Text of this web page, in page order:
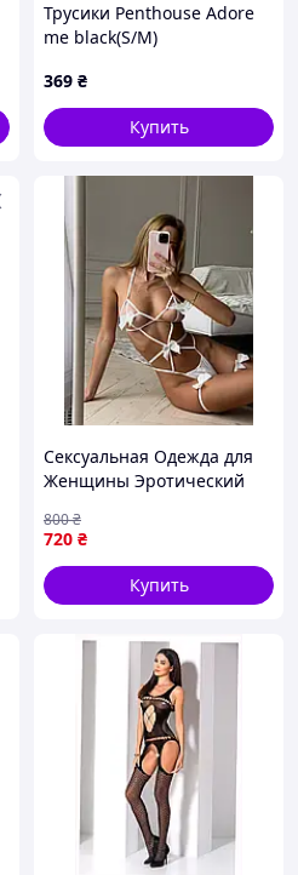
Трусики Penthouse Adore
me black(S/M)
369 ₴
Купить
Сексуальная Одежда для
Женщины Эротический
Открытыми Грудьми
Женский Набор Нижнего
Белья с Гартерами
720 ₴
800₴
Купить